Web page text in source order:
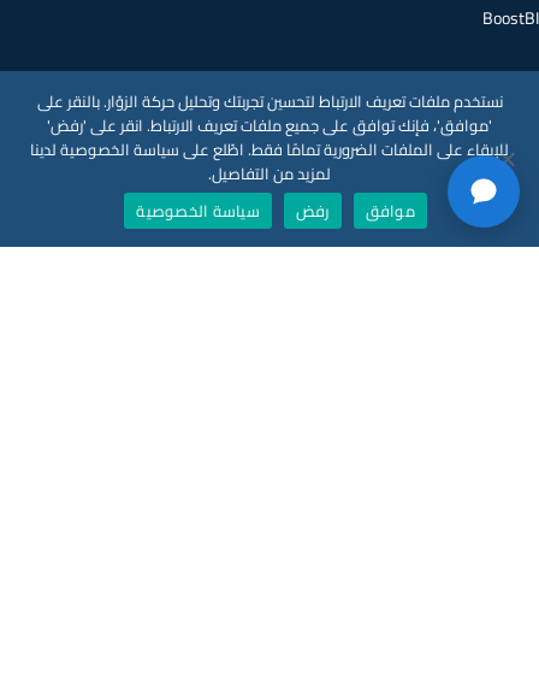
BoostBI
اتصل بنا
اطلب عرضًا توضيحيًا
دعم العملاء
V-Count UK — HQ
نستخدم ملفات تعريف الارتباط لتحسين تجربتك وتحليل حركة الزوّار. بالنقر على
'موافق'، فإنك توافق على جميع ملفات تعريف الارتباط. انقر على 'رفض'
للإبقاء على الملفات الضرورية تمامًا فقط. اطّلع على سياسة الخصوصية لدينا
لمزيد من التفاصيل.
موافق
رفض سياسة الخصوصية